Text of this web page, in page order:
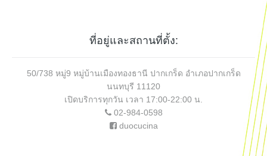
ที่อยู่และสถานที่ตั้ง:
50/738 หมู่9 หมู่บ้านเมืองทองธานี ปากเกร็ด อำเภอปากเกร็ด
นนทบุรี 11120
เปิดบริการทุกวัน เวลา 17:00-22:00 น.
02-984-0598
duocucina